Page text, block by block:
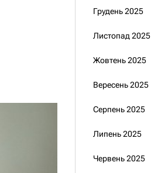
Грудень 2025
Листопад 2025
Жовтень 2025
Вересень 2025
Серпень 2025
Липень 2025
Червень 2025